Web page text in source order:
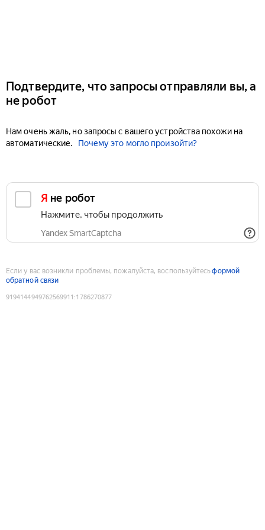
Подтвердите, что запросы отправляли вы, а
не робот
Нам очень жаль, но запросы с вашего устройства похожи на
автоматические.
Почему это могло произойти?
Я не робот
Нажмите, чтобы продолжить
Yandex SmartCaptcha
Если у вас возникли проблемы, пожалуйста, воспользуйтесьформой
обратной связи
9194144949762569911 :1786270877